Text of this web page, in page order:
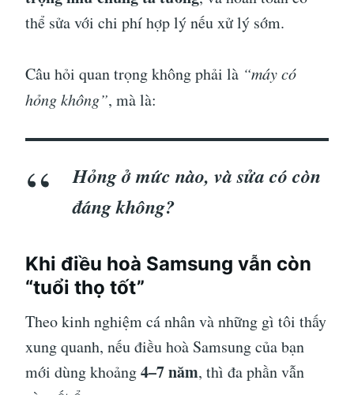
thể sửa với chi phí hợp lý nếu xử lý sớm.
Câu hỏi quan trọng không phải là “máy có
hỏng không”, mà là:
Hỏng ở mức nào, và sửa có còn
đáng không?
Khi điều hoà Samsung vẫn còn
“tuổi thọ tốt”
Theo kinh nghiệm cá nhân và những gì tôi thấy
xung quanh, nếu điều hoà Samsung của bạn
mới dùng khoảng4–7 năm, thì đa phần vẫn